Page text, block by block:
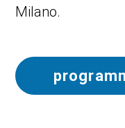
Milano.